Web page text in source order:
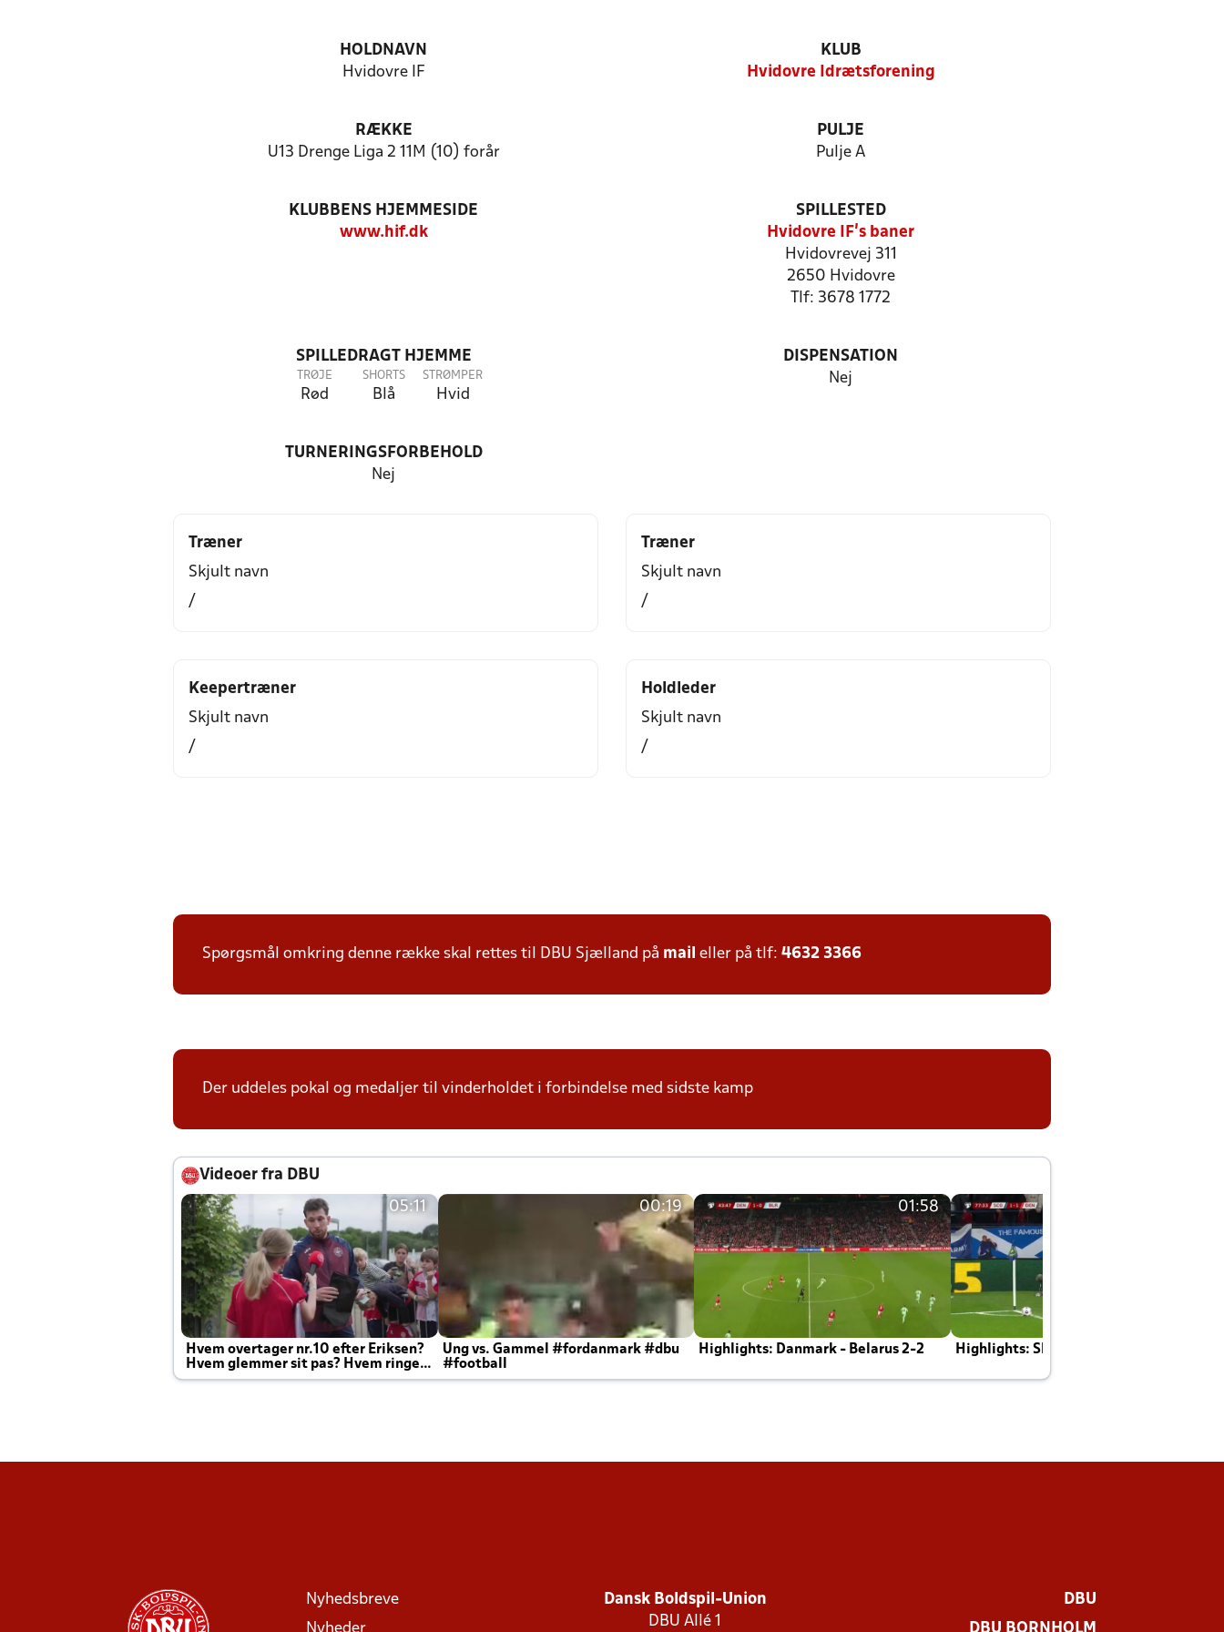
HOLDNAVN
Hvidovre IF
KLUB
Hvidovre Idrætsforening
RÆKKE
U13 Drenge Liga 2 11M (10) forår
PULJE
Pulje A
KLUBBENS HJEMMESIDE
www.hif.dk
SPILLESTED
Hvidovre IF's baner
Hvidovrevej 311
2650 Hvidovre
Tlf: 3678 1772
SPILLEDRAGT HJEMME
TRØJE
Rød
SHORTS
Blå
STRØMPER
Hvid
DISPENSATION
Nej
TURNERINGSFORBEHOLD
Nej
Træner
Skjult navn
/
Træner
Skjult navn
/
Keepertræner
Skjult navn
/
Holdleder
Skjult navn
/
Spørgsmål omkring denne række skal rettes til DBU Sjælland på mail eller på tlf: 4632 3366
Der uddeles pokal og medaljer til vinderholdet i forbindelse med sidste kamp
Videoer fra DBU
05:11
Hvem overtager nr.10 efter Eriksen?
Hvem glemmer sit pas? Hvem ringer
Joachim altid til efter kampe?
00:19
Ung vs. Gammel #fordanmark #dbu
#football
01:58
Highlights: Danmark - Belarus 2-2 Highlights: Skotland - Danmark 4-2
Nyhedsbreve
Dansk Boldspil-Union
DBU Allé 1
DBU